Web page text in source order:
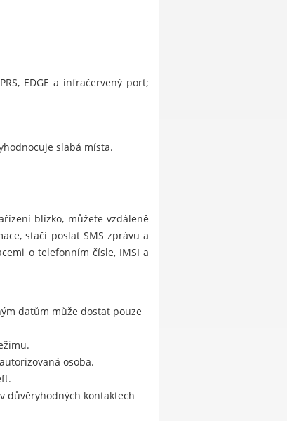
EDGE a infračervený port;
slabá místa.
blízko, můžete vzdáleně
stačí poslat SMS zprávu a
o telefonním čísle, IMSI a
datům může dostat pouze
osoba.
důvěryhodných kontaktech